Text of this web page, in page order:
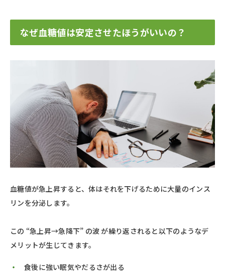
なぜ血糖値は安定させたほうがいいの？
血糖値が急上昇すると、体はそれを下げるために大量のインス
リンを分泌します。
この “急上昇→急降下” の波 が繰り返されると以下のようなデ
メリットが生じてきます。
食後に強い眠気やだるさが出る